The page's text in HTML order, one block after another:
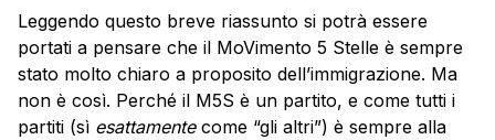
Leggendo questo breve riassunto si potrà essere
portati a pensare che il MoVimento 5 Stelle è sempre
stato molto chiaro a proposito dell’immigrazione. Ma
non è così. Perché il M5S è un partito, e come tutti i
partiti (sì esattamente come “gli altri”) è sempre alla